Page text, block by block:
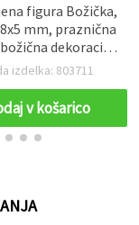
figura Božička,
mm, praznična
dekoracija
jelko in dom
izdelka: 803711
v košarico